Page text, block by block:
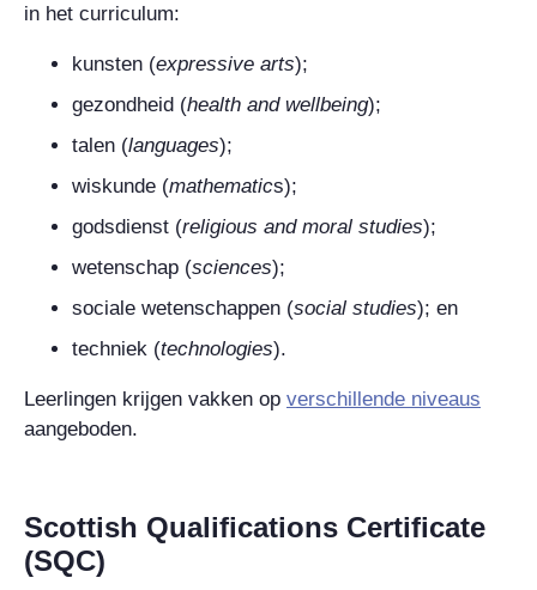
in het curriculum:
kunsten (expressive arts);
gezondheid (health and wellbeing);
talen (languages);
wiskunde (mathematics);
godsdienst (religious and moral studies);
wetenschap (sciences);
sociale wetenschappen (social studies); en
techniek (technologies).
Leerlingen krijgen vakken op verschillende niveaus
aangeboden.
Scottish Qualifications Certificate
(SQC)